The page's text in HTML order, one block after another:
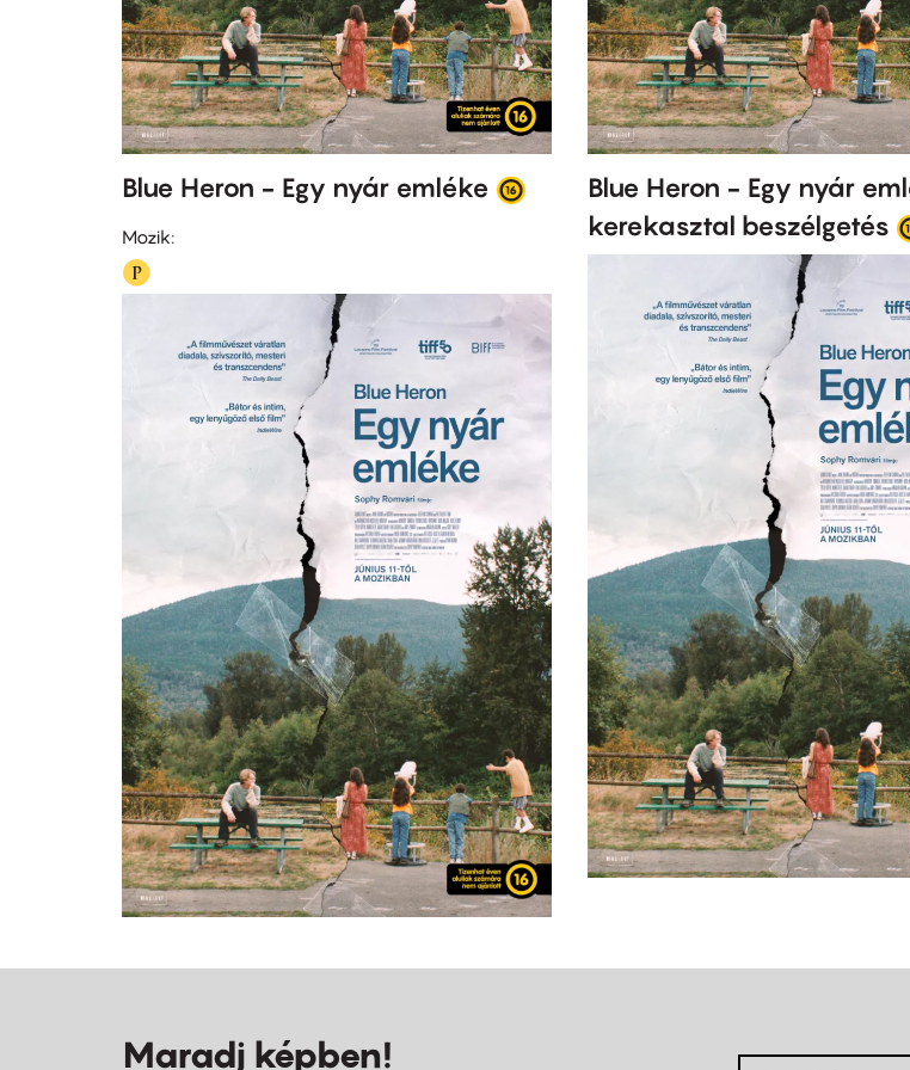
Blue Heron - Egy nyár emléke
Mozik:
Blue Heron - Egy nyár
kerekasztal beszélgetés
Maradj képben!